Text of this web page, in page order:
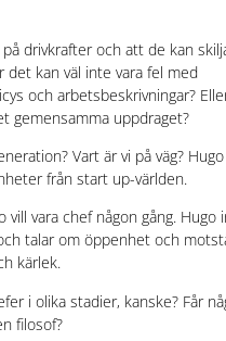
drivkrafter och att de kan
det kan väl inte vara fel med
och arbetsbeskrivningar?
gemensamma uppdraget?
Vart är vi på väg?
från start up-världen.
vill vara chef någon gång. Hugo
talar om öppenhet och
kärlek.
i olika stadier, kanske? Får
filosof?